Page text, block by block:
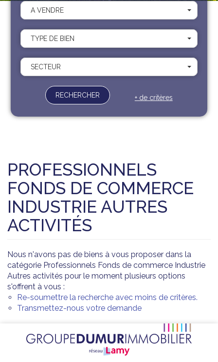
Recrutement
Contact
Documents
A VENDRE
TYPE DE BIEN
SECTEUR
RECHERCHER + de critères
PROFESSIONNELS
FONDS DE COMMERCE
INDUSTRIE AUTRES
ACTIVITÉS
Nous n'avons pas de biens à vous proposer dans la
catégorie Professionnels Fonds de commerce Industrie
Autres activités pour le moment plusieurs options
s'offrent à vous :
Re-soumettre la recherche avec moins de critères.
Transmettez-nous votre demande